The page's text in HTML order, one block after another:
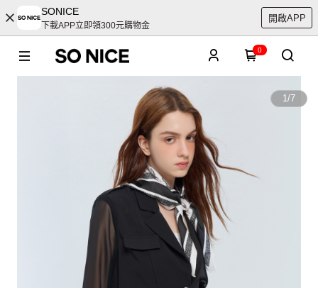
SONICE
下載APP立即領300元購物金
開啟APP
0
1/7